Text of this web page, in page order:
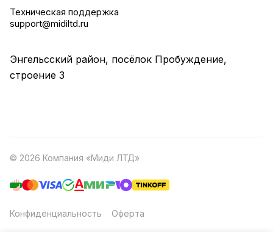
Техническая поддержка
support@midiltd.ru
Энгельсский район, посёлок Пробуждение,
строение 3
© 2026 Компания «Миди ЛТД»
Конфиденциальность Оферта